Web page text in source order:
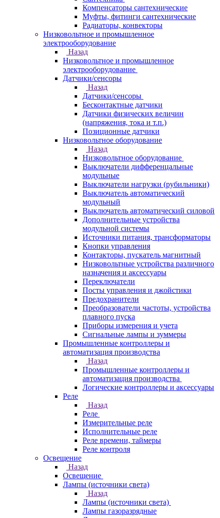
Компенсаторы сантехнические
Муфты, фитинги сантехнические
Радиаторы, конвекторы
Низковольтное и промышленное
электрооборудование
Назад
Низковольтное и промышленное
электрооборудование
Датчики/сенсоры
Назад
Датчики/сенсоры
Бесконтактные датчики
Датчики физических величин
(напряжения, тока и т.п.)
Позиционные датчики
Низковольтное оборудование
Назад
Низковольтное оборудование
Выключатели дифференцальные
модульные
Выключатели нагрузки (рубильники)
Выключатель автоматический
модульный
Выключатель автоматический силовой
Дополнительные устройства
модульной системы
Источники питания, трансформаторы
Кнопки управления
Контакторы, пускатель магнитный
Низковольтные устройства различного
назначения и аксессуары
Переключатели
Посты управления и джойстики
Предохранители
Преобразователи частоты, устройства
плавного пуска
Приборы измерения и учета
Сигнальные лампы и зуммеры
Промышленные контроллеры и
автоматизация производства
Назад
Промышленные контроллеры и
автоматизация производства
Логические контроллеры и аксессуары
Реле
Назад
Реле
Измерительные реле
Исполнительные реле
Реле времени, таймеры
Реле контроля
Освещение
Назад
Освещение
Лампы (источники света)
Назад
Лампы (источники света)
Лампы газоразрядные